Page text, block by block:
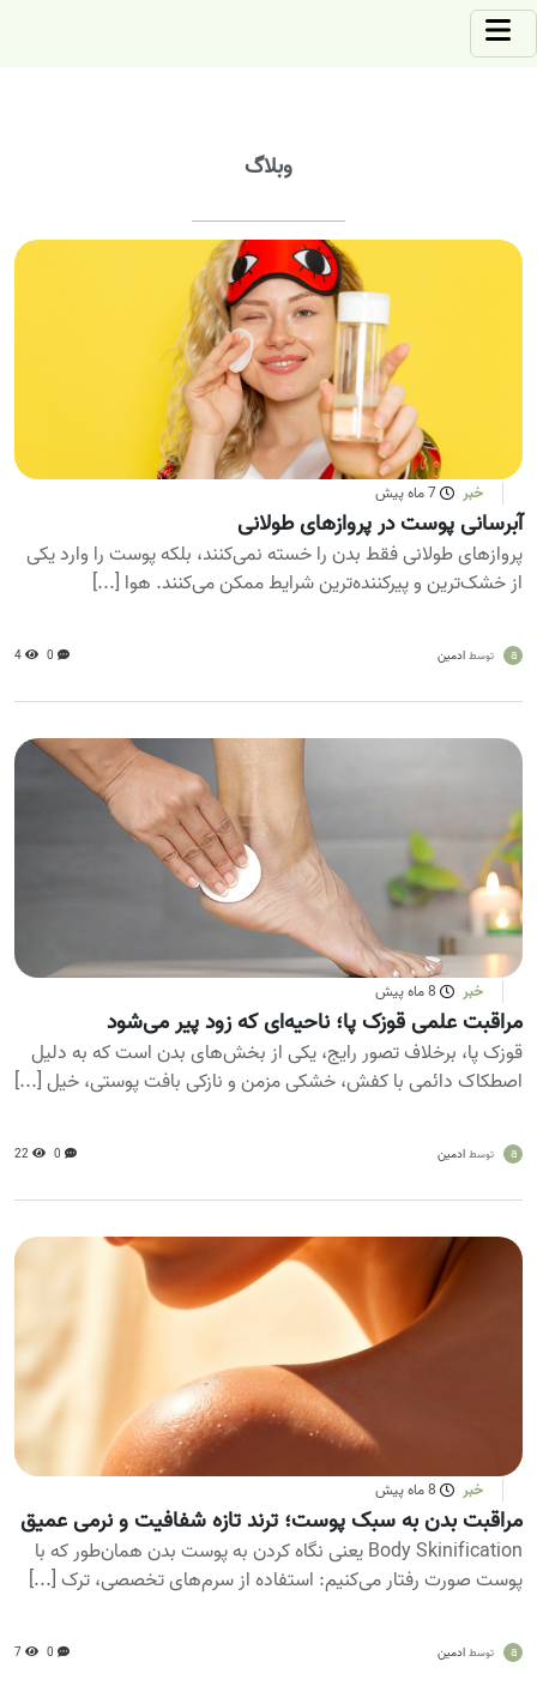
وبلاگ
خبر 7 ماه پیش
آبرسانی پوست در پروازهای طولانی
پروازهای طولانی فقط بدن را خسته نمی‌کنند، بلکه پوست را وارد یکی
از خشک‌ترین و پیرکننده‌ترین شرایط ممکن می‌کنند. هوا [...]
a توسط ادمین 0
4
خبر 8 ماه پیش
مراقبت علمی قوزک پا؛ ناحیه‌ای که زود پیر می‌شود
قوزک پا، برخلاف تصور رایج، یکی از بخش‌های بدن است که به دلیل
اصطکاک دائمی با کفش، خشکی مزمن و نازکی بافت پوستی، خیل [...]
a توسط ادمین 0
22
خبر 8 ماه پیش
مراقبت بدن به سبک پوست؛ ترند تازه شفافیت و نرمی عمیق
Body Skinification یعنی نگاه کردن به پوست بدن همان‌طور که با
پوست صورت رفتار می‌کنیم: استفاده از سرم‌های تخصصی، ترک [...]
a توسط ادمین 0
7